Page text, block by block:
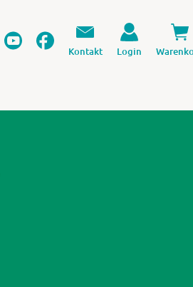
Kontakt Login